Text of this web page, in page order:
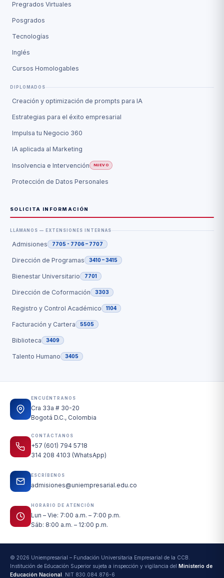
Pregrados Virtuales
Posgrados
Tecnologías
Inglés
Cursos Homologables
DIPLOMADOS
Creación y optimización de prompts para IA
Estrategias para el éxito empresarial
Impulsa tu Negocio 360
IA aplicada al Marketing
Insolvencia e Intervención NUEVO
Protección de Datos Personales
SOLICITA INFORMACIÓN
LLÁMANOS — EXTENSIONES INTERNAS
Admisiones 7705 - 7706 – 7707
Dirección de Programas 3410 – 3415
Bienestar Universitario 7701
Dirección de Coformación 3303
Registro y Control Académico 1104
Facturación y Cartera 5505
Biblioteca 3409
Talento Humano 3405
ENCUÉNTRANOS
Cra 33a # 30-20
Bogotá D.C., Colombia
CONTÁCTANOS
+57 (601) 794 5718
314 208 4103 (WhatsApp)
ESCRÍBENOS
admisiones@uniempresarial.edu.co
HORARIO DE ATENCIÓN
Lun – Vie: 7:00 a.m. – 7:00 p.m.
Sáb: 8:00 a.m. – 12:00 p.m.
© 2026 Uniempresarial – Fundación Universitaria Empresarial de la CCB.
Institución de Educación Superior sujeta a inspección y vigilancia del
Ministerio de
Educación Nacional . NIT 830.084.876-6